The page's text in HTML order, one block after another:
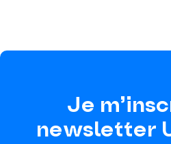
Je
newsletter